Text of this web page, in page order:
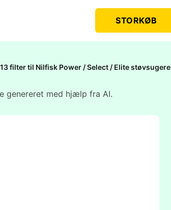
STORKØB
filter til Nilfisk Power / Select / Elite støvsugere
genereret med hjælp fra AI.